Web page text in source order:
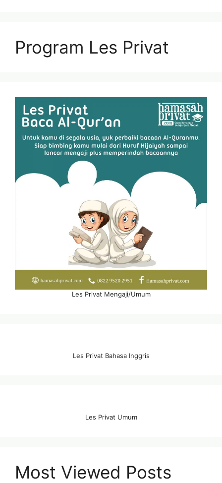
Program Les Privat
Les Privat Mengaji/Umum
Les Privat Bahasa Inggris
Les Privat Umum
Most Viewed Posts